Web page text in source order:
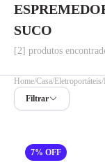
SUCO
[2] produtos
Home Casa Eletroportáteis
Filtrar
7% OFF